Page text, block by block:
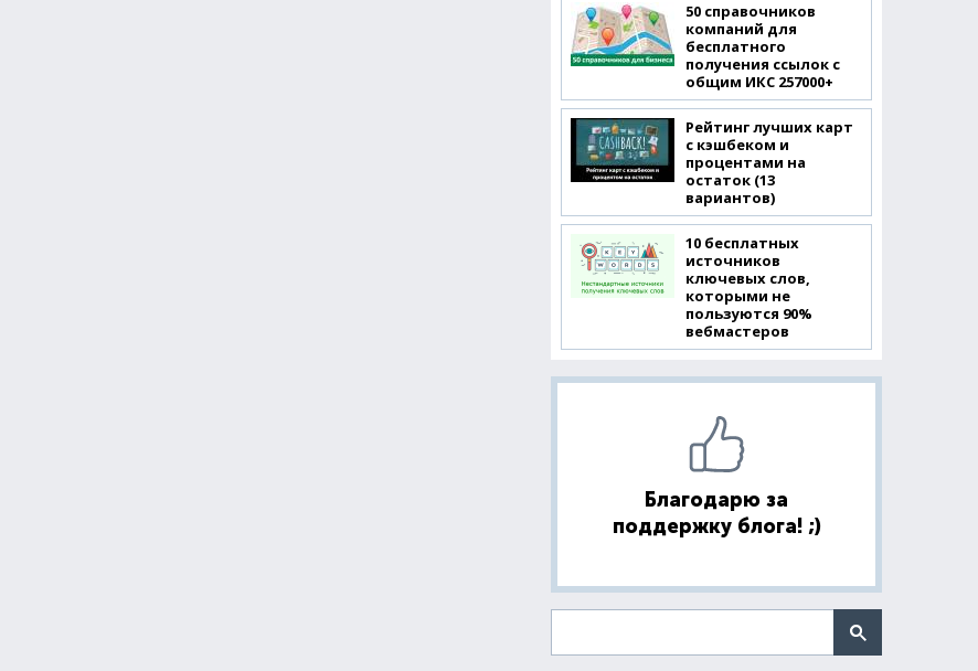
50 справочников
компаний для
бесплатного
получения ссылок с
общим ИКС 257000+
Рейтинг лучших карт
с кэшбеком и
процентами на
остаток (13
вариантов)
10 бесплатных
источников
ключевых слов,
которыми не
пользуются 90%
вебмастеров
Благодарю за
поддержку блога! ;)
Поиск по сайту